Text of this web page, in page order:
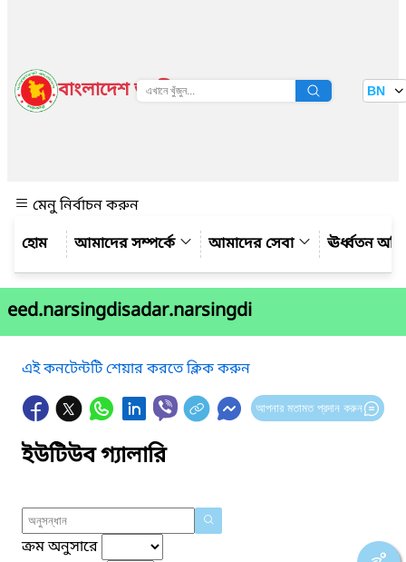
বাংলাদেশ জাতীয় তথ্য বাতায়ন BN
মেনু নির্বাচন করুন
আমাদের সম্পর্কে
আমাদের সেবা ঊর্ধ্বতন
eed.narsingdisadar.narsingdi
এই কনটেন্টটি শেয়ার করতে ক্লিক করুন
আপনার মতামত প্রদান করুন
ইউটিউব গ্যালারি
ক্রম অনুসারে